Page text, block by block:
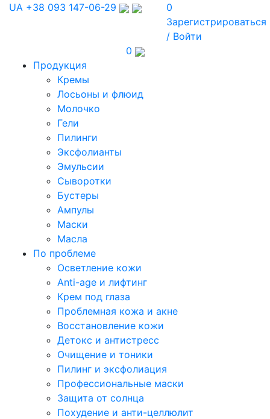
UA +38 093 147-06-29
0
Зарегистрироваться
/ Войти
0
Продукция
Кремы
Лосьоны и флюид
Молочко
Гели
Пилинги
Эксфолианты
Эмульсии
Сыворотки
Бустеры
Ампулы
Маски
Масла
По проблеме
Осветление кожи
Anti-age и лифтинг
Крем под глаза
Проблемная кожа и акне
Восстановление кожи
Детокс и антистресс
Очищение и тоники
Пилинг и эксфолиация
Профессиональные маски
Защита от солнца
Похудение и анти-целлюлит